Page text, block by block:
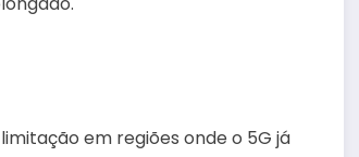
em regiões onde o 5G já